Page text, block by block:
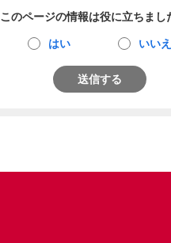
このページの情報は役に立ちまし
はい いいえ
送信する